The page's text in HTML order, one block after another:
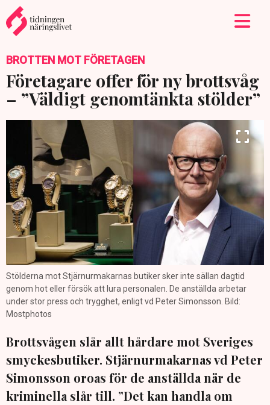
BROTTEN MOT FÖRETAGEN
Företagare offer för ny brottsvåg
– ”Väldigt genomtänkta stölder”
Stölderna mot Stjärnurmakarnas butiker sker inte sällan dagtid
genom hot eller försök att lura personalen. De anställda arbetar
under stor press och trygghet, enligt vd Peter Simonsson. Bild:
Mostphotos
Brottsvågen slår allt hårdare mot Sveriges
smyckesbutiker. Stjärnurmakarnas vd Peter
Simonsson oroas för de anställda när de
kriminella slår till. ”Det kan handla om